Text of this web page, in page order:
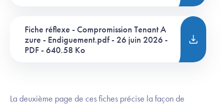
Fiche réflexe - Compromission Tenant A
zure - Endiguement.pdf - 26 juin 2026 -
PDF - 640.58 Ko
La deuxième page de ces fiches précise la façon de